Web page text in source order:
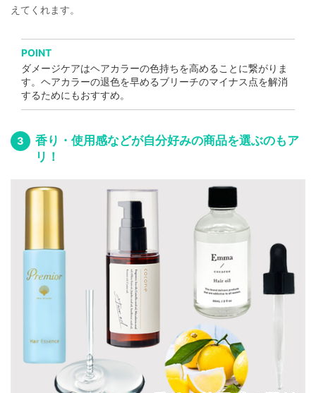
えてくれます。
POINT
ダメージケアはヘアカラーの色持ちを高めることに繋がりま
す。ヘアカラーの退色を早めるブリーチのマイナス点を解消
するためにもおすすめ。
香り・使用感などが自分好みの商品を選ぶのもア
リ！